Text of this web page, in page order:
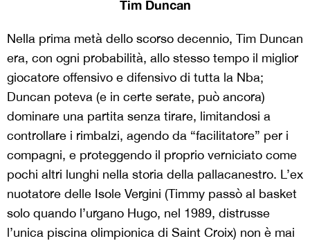
Tim Duncan
Nella prima metà dello scorso decennio, Tim Duncan
era, con ogni probabilità, allo stesso tempo il miglior
giocatore offensivo e difensivo di tutta la Nba;
Duncan poteva (e in certe serate, può ancora)
dominare una partita senza tirare, limitandosi a
controllare i rimbalzi, agendo da “facilitatore” per i
compagni, e proteggendo il proprio verniciato come
pochi altri lunghi nella storia della pallacanestro. L’ex
nuotatore delle Isole Vergini (Timmy passò al basket
solo quando l’urgano Hugo, nel 1989, distrusse
l’unica piscina olimpionica di Saint Croix) non è mai